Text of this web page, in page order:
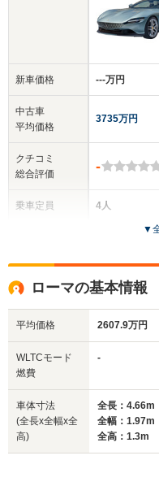
新車価格
中古車
平均価格
クチコミ
総合評価
乗車定員
サイズ
(全長x全幅x全高)
‐‐‐万円
3735万円
-
4人
全高
1.31m
▼
ローマの基本情報
平均価格 2607.9万円
WLTCモード
燃費
-
車体寸法
(全長x全幅x全
高)
全長：4.66m
全幅：1.97m
全高：1.3m